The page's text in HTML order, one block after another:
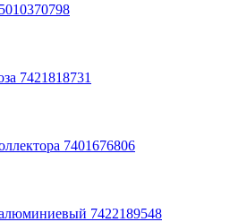
7421818731
7401676806
7422189548